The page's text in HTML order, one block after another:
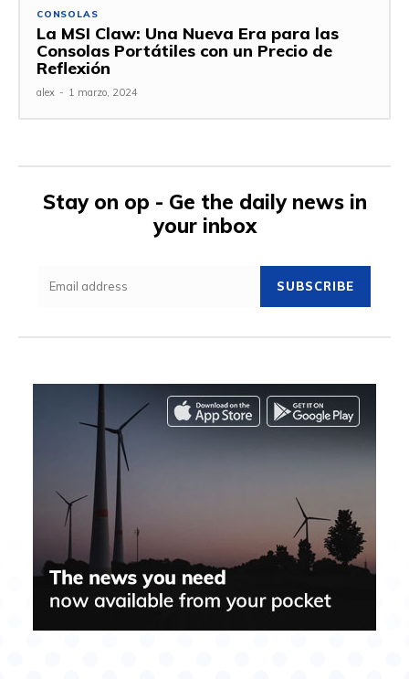
CONSOLAS
La MSI Claw: Una Nueva Era para las
Consolas Portátiles con un Precio de
Reflexión
alex - 1 marzo, 2024
Stay on op - Ge the daily news in
your inbox
SUBSCRIBE